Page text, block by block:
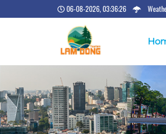
06-08-2026, 03:36:27